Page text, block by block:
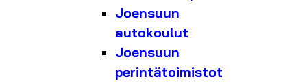
Joensuun
autokoulut
Joensuun
perintätoimistot